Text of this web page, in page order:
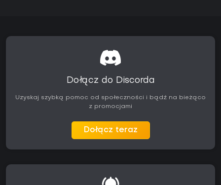
Dołącz do Discorda
Uzyskaj szybką pomoc od społeczności i bądź na bieżąco
z promocjami
Dołącz teraz